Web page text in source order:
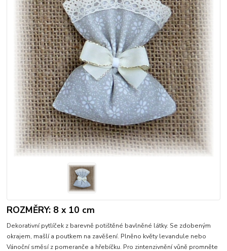
ROZMĚRY: 8 x 10 cm
Dekorativní pytlíček z barevně potištěné bavlněné látky. Se zdobeným
okrajem, mašlí a poutkem na zavěšení. Plněno květy levandule nebo
Vánoční směsí z pomeranče a hřebíčku. Pro zintenzivnění vůně promněte